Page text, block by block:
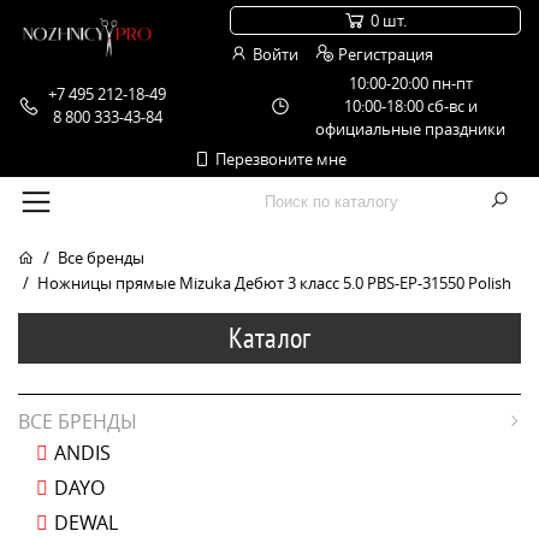
+7 495 212-18-49
8 800 333-43-84
10:00-20:00 пн-пт
10:00-18:00 сб-вс и
официальные праздники
Перезвоните мне
0 шт.
Войти
Регистрация
Все бренды
Ножницы прямые Mizuka Дебют 3 класс 5.0 PBS-EP-31550 Polish
Каталог
ВСЕ БРЕНДЫ
ANDIS
DAYO
DEWAL